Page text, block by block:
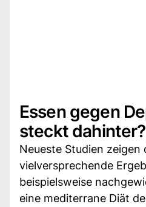
Essen gegen
steckt dahinter?
Neueste Studien zeigen
vielversprechende
beispielsweise
eine mediterrane Diät